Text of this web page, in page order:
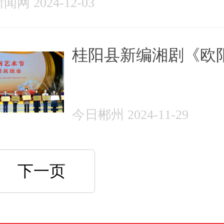
桂阳县新编湘剧《欧
今日郴州 2024-11-29
下一页